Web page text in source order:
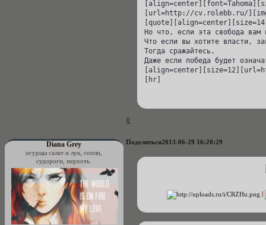
[url=http://cv.rolebb.ru/
Но что, если эта свобода вам
Что если вы хотите власти,
Тогда сражайтесь.
Даже если победа будет
[hr]
0
Поделиться2013-06-29 16:20:29
Diana Grey
огурцы салат и лук, сопли,
судороги, перхоть.